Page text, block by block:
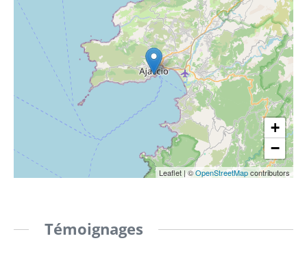
+
−
Leaflet | ©OpenStreetMapcontributors
Témoignages